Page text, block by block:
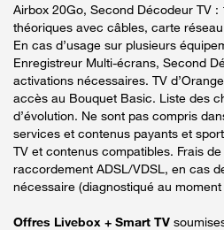
Airbox 20Go, Second Décodeur TV
théoriques avec câbles, carte
En cas d’usage sur plusieurs
Enregistreur Multi-écrans, Second
activations nécessaires. TV
accès au Bouquet Basic. Liste des
d’évolution. Ne sont pas compris
services et contenus payants et
TV et contenus compatibles. Frais
raccordement ADSL/VDSL, en cas
nécessaire (diagnostiqué au
Offres Livebox + Smart TV